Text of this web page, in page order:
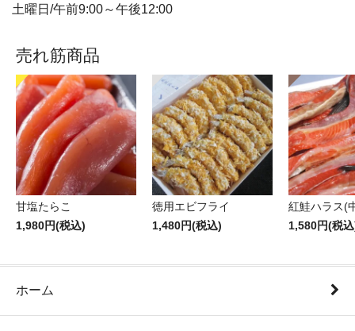
土曜日/午前9:00～午後12:00
売れ筋商品
甘塩たらこ
1,980円(税込)
徳用エビフライ
1,480円(税込)
紅鮭ハラス(
1,580円(税
ホーム